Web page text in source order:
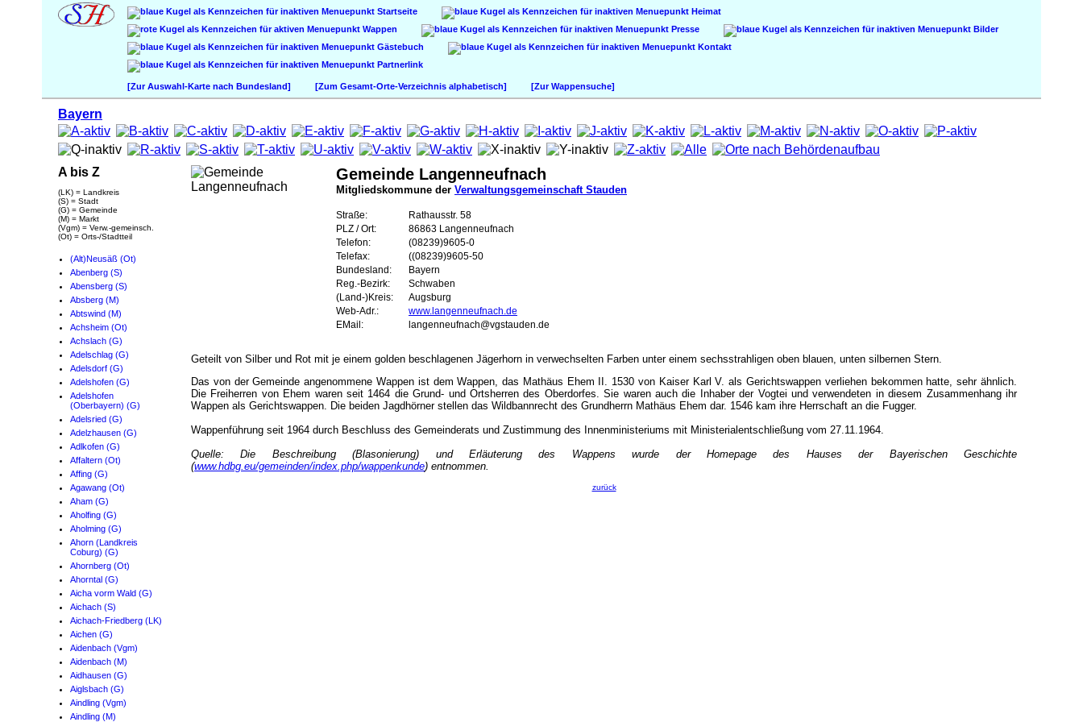
Startseite
Heimat
Wappen
Presse
Bilder
Gästebuch
Kontakt
Partnerlink
[Zur Auswahl-Karte nach Bundesland] [Zum Gesamt-Orte-Verzeichnis alphabetisch] [Zur Wappensuche]
Bayern
A bis Z
(LK) = Landkreis
(S) = Stadt
(G) = Gemeinde
(M) = Markt
(Vgm) = Verw.-gemeinsch.
(Ot) = Orts-/Stadtteil
(Alt)Neusäß (Ot)
Abenberg (S)
Abensberg (S)
Absberg (M)
Abtswind (M)
Achsheim (Ot)
Achslach (G)
Adelschlag (G)
Adelsdorf (G)
Adelshofen (G)
Adelshofen
(Oberbayern) (G)
Adelsried (G)
Adelzhausen (G)
Adlkofen (G)
Affaltern (Ot)
Affing (G)
Agawang (Ot)
Aham (G)
Aholfing (G)
Aholming (G)
Ahorn (Landkreis
Coburg) (G)
Ahornberg (Ot)
Ahorntal (G)
Aicha vorm Wald (G)
Aichach (S)
Aichach-Friedberg (LK)
Aichen (G)
Aidenbach (Vgm)
Aidenbach (M)
Aidhausen (G)
Aiglsbach (G)
Aindling (Vgm)
Aindling (M)
Gemeinde Langenneufnach
Mitgliedskommune der Verwaltungsgemeinschaft Stauden
Straße:
Rathausstr. 58
PLZ / Ort:
86863 Langenneufnach
Telefon:
(08239)9605-0
Telefax:
((08239)9605-50
Bundesland:
Bayern
Reg.-Bezirk:
Schwaben
(Land-)Kreis:
Augsburg
Web-Adr.:
www.langenneufnach.de
EMail:
langenneufnach@vgstauden.de
Geteilt von Silber und Rot mit je einem golden beschlagenen Jägerhorn in verwechselten Farben unter einem sechsstrahligen oben blauen, unten silbernen Stern.
Das von der Gemeinde angenommene Wappen ist dem Wappen, das Mathäus Ehem II. 1530 von Kaiser Karl V. als Gerichtswappen verliehen bekommen hatte, sehr ähnlich.
Die Freiherren von Ehem waren seit 1464 die Grund- und Ortsherren des Oberdorfes. Sie waren auch die Inhaber der Vogtei und verwendeten in diesem Zusammenhang ihr
Wappen als Gerichtswappen. Die beiden Jagdhörner stellen das Wildbannrecht des Grundherrn Mathäus Ehem dar. 1546 kam ihre Herrschaft an die Fugger.
Wappenführung seit 1964 durch Beschluss des Gemeinderats und Zustimmung des Innenministeriums mit Ministerialentschließung vom 27.11.1964.
Quelle: Die Beschreibung (Blasonierung) und Erläuterung des Wappens wurde der Homepage des Hauses der Bayerischen Geschichte
(www.hdbg.eu/gemeinden/index.php/wappenkunde) entnommen.
zurück